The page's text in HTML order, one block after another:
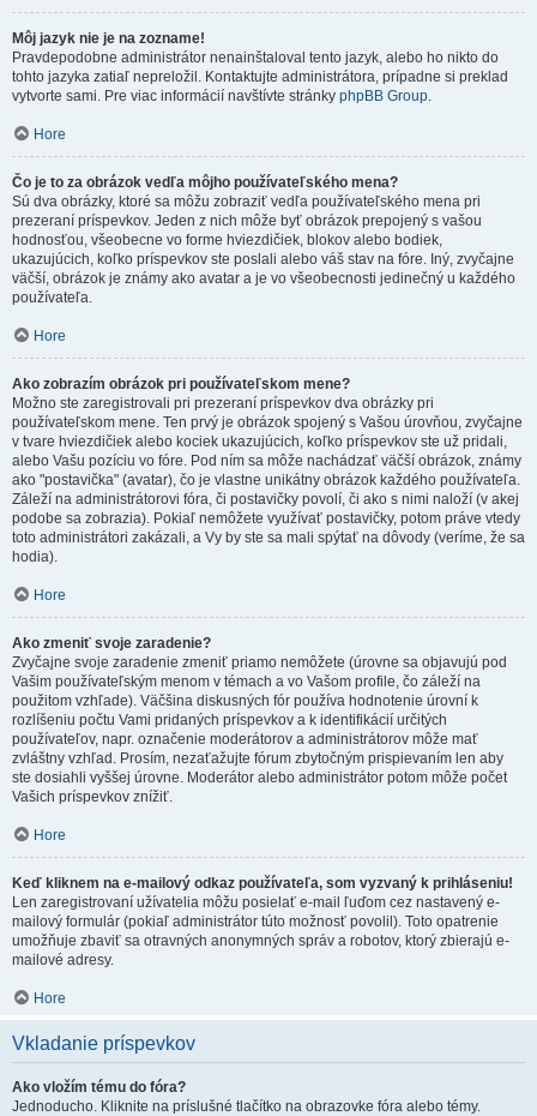
Môj jazyk nie je na zozname!
Pravdepodobne administrátor nenainštaloval tento jazyk, alebo ho nikto do
tohto jazyka zatiaľ nepreložil. Kontaktujte administrátora, prípadne si preklad
vytvorte sami. Pre viac informácií navštívte stránky phpBB Group.
Hore
Čo je to za obrázok vedľa môjho používateľského mena?
Sú dva obrázky, ktoré sa môžu zobraziť vedľa používateľského mena pri
prezeraní príspevkov. Jeden z nich môže byť obrázok prepojený s vašou
hodnosťou, všeobecne vo forme hviezdičiek, blokov alebo bodiek,
ukazujúcich, koľko príspevkov ste poslali alebo váš stav na fóre. Iný, zvyčajne
väčší, obrázok je známy ako avatar a je vo všeobecnosti jedinečný u každého
používateľa.
Hore
Ako zobrazím obrázok pri používateľskom mene?
Možno ste zaregistrovali pri prezeraní príspevkov dva obrázky pri
používateľskom mene. Ten prvý je obrázok spojený s Vašou úrovňou, zvyčajne
v tvare hviezdičiek alebo kociek ukazujúcich, koľko príspevkov ste už pridali,
alebo Vašu pozíciu vo fóre. Pod ním sa môže nachádzať väčší obrázok, známy
ako "postavička" (avatar), čo je vlastne unikátny obrázok každého používateľa.
Záleží na administrátorovi fóra, či postavičky povolí, či ako s nimi naloží (v akej
podobe sa zobrazia). Pokiaľ nemôžete využívať postavičky, potom práve vtedy
toto administrátori zakázali, a Vy by ste sa mali spýtať na dôvody (veríme, že sa
hodia).
Hore
Ako zmeniť svoje zaradenie?
Zvyčajne svoje zaradenie zmeniť priamo nemôžete (úrovne sa objavujú pod
Vašim používateľským menom v témach a vo Vašom profile, čo záleží na
použitom vzhľade). Väčšina diskusných fór používa hodnotenie úrovní k
rozlíšeniu počtu Vami pridaných príspevkov a k identifikácií určitých
používateľov, napr. označenie moderátorov a administrátorov môže mať
zvláštny vzhľad. Prosím, nezaťažujte fórum zbytočným prispievaním len aby
ste dosiahli vyššej úrovne. Moderátor alebo administrátor potom môže počet
Vašich príspevkov znížiť.
Hore
Keď kliknem na e-mailový odkaz používateľa, som vyzvaný k prihláseniu!
Len zaregistrovaní užívatelia môžu posielať e-mail ľuďom cez nastavený e-
mailový formulár (pokiaľ administrátor túto možnosť povolil). Toto opatrenie
umožňuje zbaviť sa otravných anonymných správ a robotov, ktorý zbierajú e-
mailové adresy.
Hore
Vkladanie príspevkov
Ako vložím tému do fóra?
Jednoducho. Kliknite na príslušné tlačítko na obrazovke fóra alebo témy.